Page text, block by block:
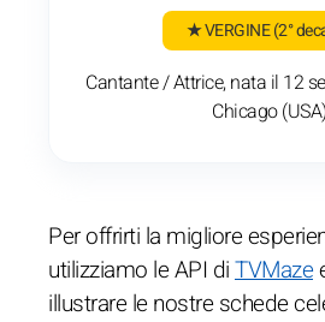
★ VERGINE(2°
Cantante / Attrice, nata il 12
Chicago (USA)
Per offrirti la migliore
utilizziamo le API diTVMaze
illustrare le nostre schede